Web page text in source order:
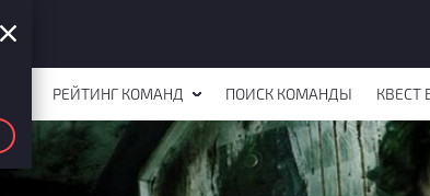
РЕЙТИНГ КОМАНД ПОИСК КОМАНДЫ КВЕСТ